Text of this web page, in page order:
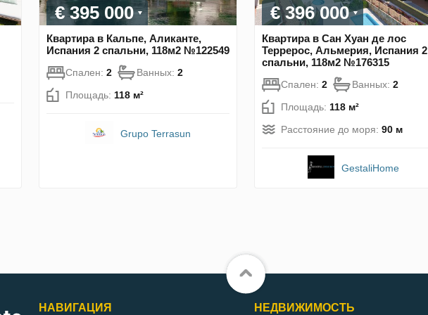
€ 395 000
Квартира в Кальпе, Аликанте,
Испания 2 спальни, 118м2 №122549
Спален: 2 Ванных: 2
Площадь: 118 м²
Grupo Terrasun
€ 396 000
Квартира в Сан Хуан де лос
Террерос, Альмерия, Испания 2
спальни, 118м2 №176315
Спален: 2 Ванных: 2
Площадь: 118 м²
Расстояние до моря: 90 м
GestaliHome
НАВИГАЦИЯ НЕДВИЖИМОСТЬ